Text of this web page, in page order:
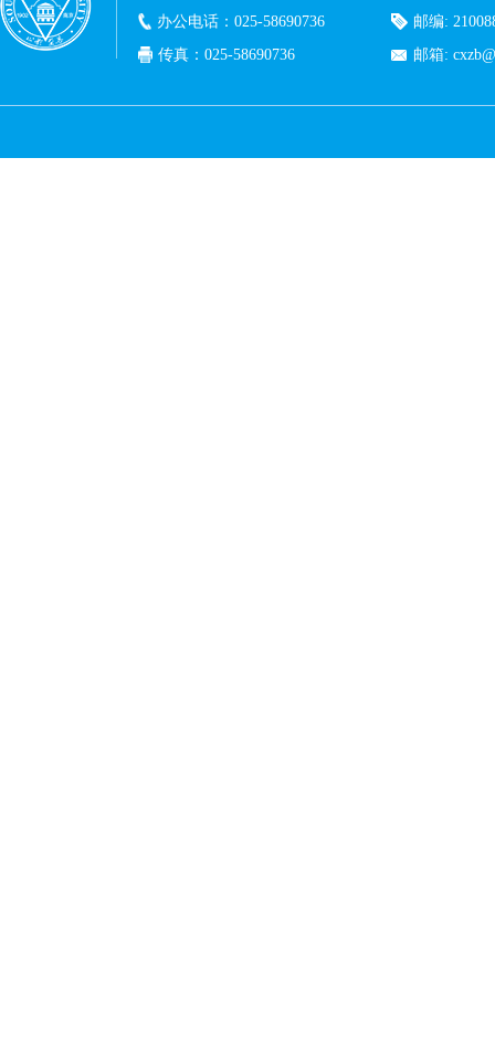
办公电话：025-58690736
传真：025-58690736
邮编:
邮箱: